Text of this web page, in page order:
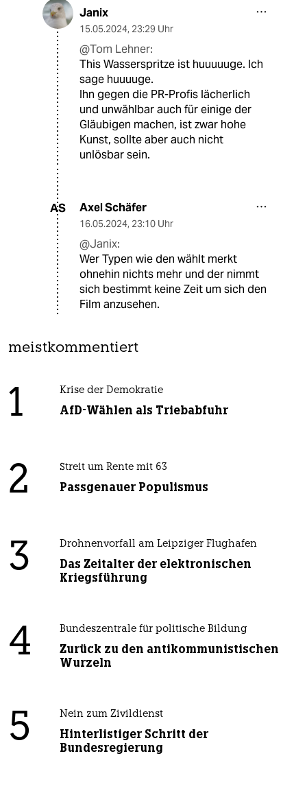
Janix
15.05.2024, 23:29 Uhr
@Tom Lehner:
This Wasserspritze ist huuuuuge. Ich
sage huuuuge.
Ihn gegen die PR-Profis lächerlich
und unwählbar auch für einige der
Gläubigen machen, ist zwar hohe
Kunst, sollte aber auch nicht
unlösbar sein.
AS Axel Schäfer
16.05.2024, 23:10 Uhr
@Janix:
Wer Typen wie den wählt merkt
ohnehin nichts mehr und der nimmt
sich bestimmt keine Zeit um sich den
Film anzusehen.
meistkommentiert
1 Krise der Demokratie
AfD-Wählen als Triebabfuhr
2 Streit um Rente mit 63
Passgenauer Populismus
3 Drohnenvorfall am Leipziger Flughafen
Das Zeitalter der elektronischen
Kriegsführung
4 Bundeszentrale für politische Bildung
Zurück zu den antikommunistischen
Wurzeln
5 Nein zum Zivildienst
Hinterlistiger Schritt der
Bundesregierung